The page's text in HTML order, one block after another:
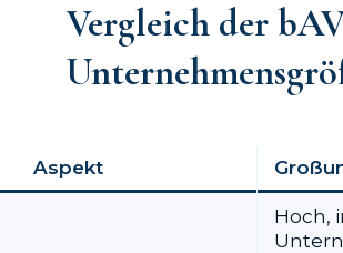
Vergleich der
Aspekt
Hoch,